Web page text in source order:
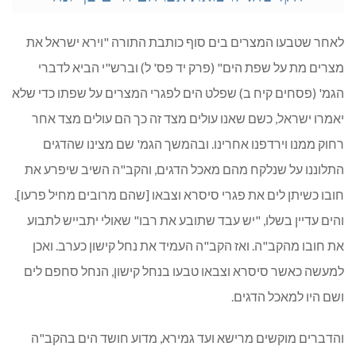
לאחר שטבעו המצרים בים סוף כותבת התורה "וירא ישראל את
מצרים מת על שפת הים" (פרק יד פס' ל) וברש"י הביא לדברי
הגמ' (פסחים קיח ב) שפלט הים לפגרי המצרים על שפתו כדי שלא
יאמרו ישראל, כשם שאנו עולים מצד זה כך הם עולים מצד אחר
רחוק ממנו וירדפנו אחרינו. ובהמשך הגמ' שם מצינו שהדגים
התלוננו על שנלקח מהם מאכל הדגים, והקב"ה השיב שיפרע את
חובו כשיתן לים את פגרי סיסרא וצבאו [שהם מרובים מחיל פרעו].
והים עדיין בשלו, "יש עבד שתובע את רבו" שאולי יתבייש לתבוע
את חובו מהקב"ה. ואז הקב"ה העמיד את נחל קישון כערב. ואכן
למעשה כאשר סיסרא וצבאו טבעו בנחל קישון, הנחל סחפם לים
ושם היו למאכל הדגים.
והדברים מוקשים מרישא ועד גמירא, מדוע חושד הים בהקב"ה